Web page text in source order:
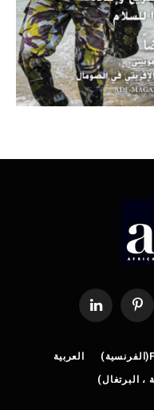
بينتيريستلينكدإن
(الفرنسية ) العربية
، البرتغال)